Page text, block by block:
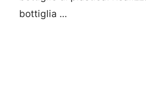
bottiglia ...